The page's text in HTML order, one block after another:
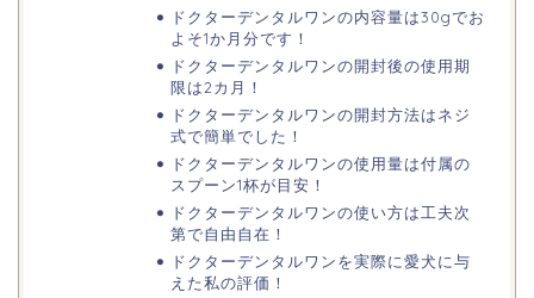
ドクターデンタルワンの内容量は30gでお
よそ1か月分です！
ドクターデンタルワンの開封後の使用期
限は2カ月！
ドクターデンタルワンの開封方法はネジ
式で簡単でした！
ドクターデンタルワンの使用量は付属の
スプーン1杯が目安！
ドクターデンタルワンの使い方は工夫次
第で自由自在！
ドクターデンタルワンを実際に愛犬に与
えた私の評価！